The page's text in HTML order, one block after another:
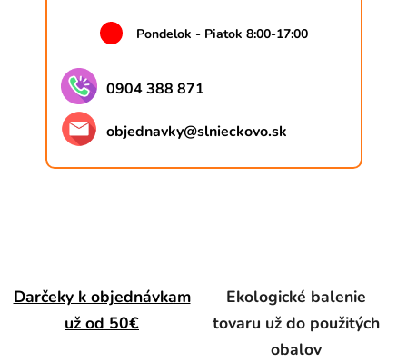
Pondelok - Piatok 8:00-17:00
0904 388 871
objednavky@slnieckovo.sk
Darčeky k objednávkam
už od 50€
Ekologické balenie
tovaru už do použitých
obalov